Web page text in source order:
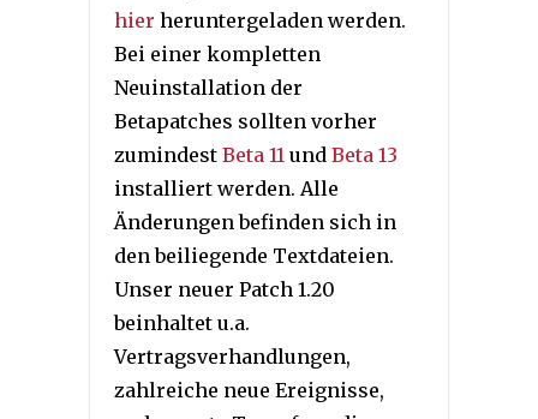
hier heruntergeladen werden.
Bei einer kompletten
Neuinstallation der
Betapatches sollten vorher
zumindest Beta 11 und Beta 13
installiert werden. Alle
Änderungen befinden sich in
den beiliegende Textdateien.
Unser neuer Patch 1.20
beinhaltet u.a.
Vertragsverhandlungen,
zahlreiche neue Ereignisse,